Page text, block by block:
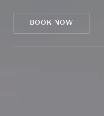
BOOK NOW